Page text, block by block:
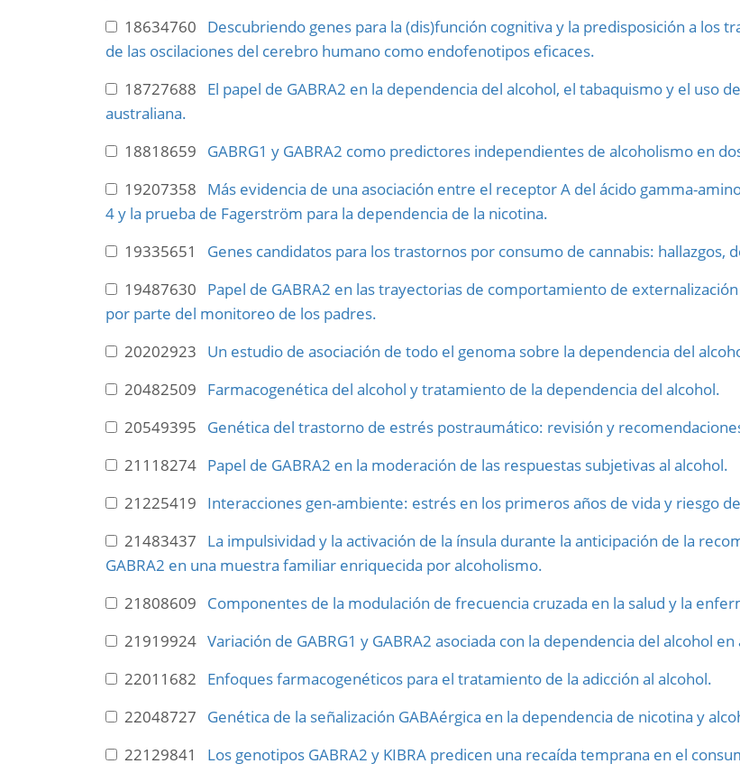
18634760 Descubriendo genes para la (dis)función cognitiva y la predisposición a los
de las oscilaciones del cerebro humano como endofenotipos eficaces.
18727688 El papel de GABRA2 en la dependencia del alcohol, el tabaquismo y el uso
australiana.
18818659 GABRG1 y GABRA2 como predictores independientes de alcoholismo en
19207358 Más evidencia de una asociación entre el receptor A del ácido gamma-
4 y la prueba de Fagerström para la dependencia de la nicotina.
19335651 Genes candidatos para los trastornos por consumo de cannabis: hallazgos,
19487630 Papel de GABRA2 en las trayectorias de comportamiento de
por parte del monitoreo de los padres.
20202923 Un estudio de asociación de todo el genoma sobre la dependencia del
20482509 Farmacogenética del alcohol y tratamiento de la dependencia del alcohol.
20549395 Genética del trastorno de estrés postraumático: revisión y
21118274 Papel de GABRA2 en la moderación de las respuestas subjetivas al alcohol.
21225419 Interacciones gen-ambiente: estrés en los primeros años de vida y riesgo
21483437 La impulsividad y la activación de la ínsula durante la anticipación de la
GABRA2 en una muestra familiar enriquecida por alcoholismo.
21808609 Componentes de la modulación de frecuencia cruzada en la salud y la
21919924 Variación de GABRG1 y GABRA2 asociada con la dependencia del alcohol
22011682 Enfoques farmacogenéticos para el tratamiento de la adicción al alcohol.
22048727 Genética de la señalización GABAérgica en la dependencia de nicotina y
22129841 Los genotipos GABRA2 y KIBRA predicen una recaída temprana en el